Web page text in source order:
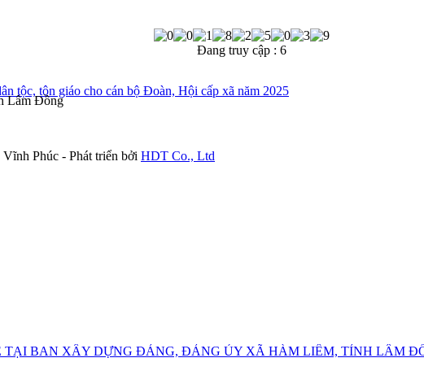
tộc, tôn giáo cho cán bộ Đoàn, Hội cấp xã năm 2025
TẠI BAN XÂY DỰNG ĐẢNG, ĐẢNG ỦY XÃ HÀM LIÊM, TỈNH LÂM
Đang truy cập : 6
Lâm Đồng
Phúc - Phát triển bởi HDT Co., Ltd